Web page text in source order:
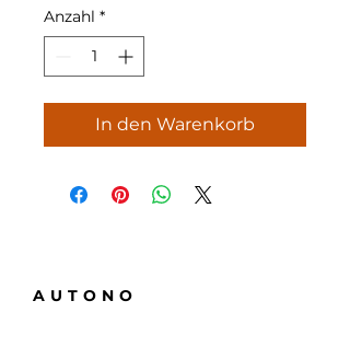
pro
1
Kilogramm
Anzahl *
In den Warenkorb
AUTONO